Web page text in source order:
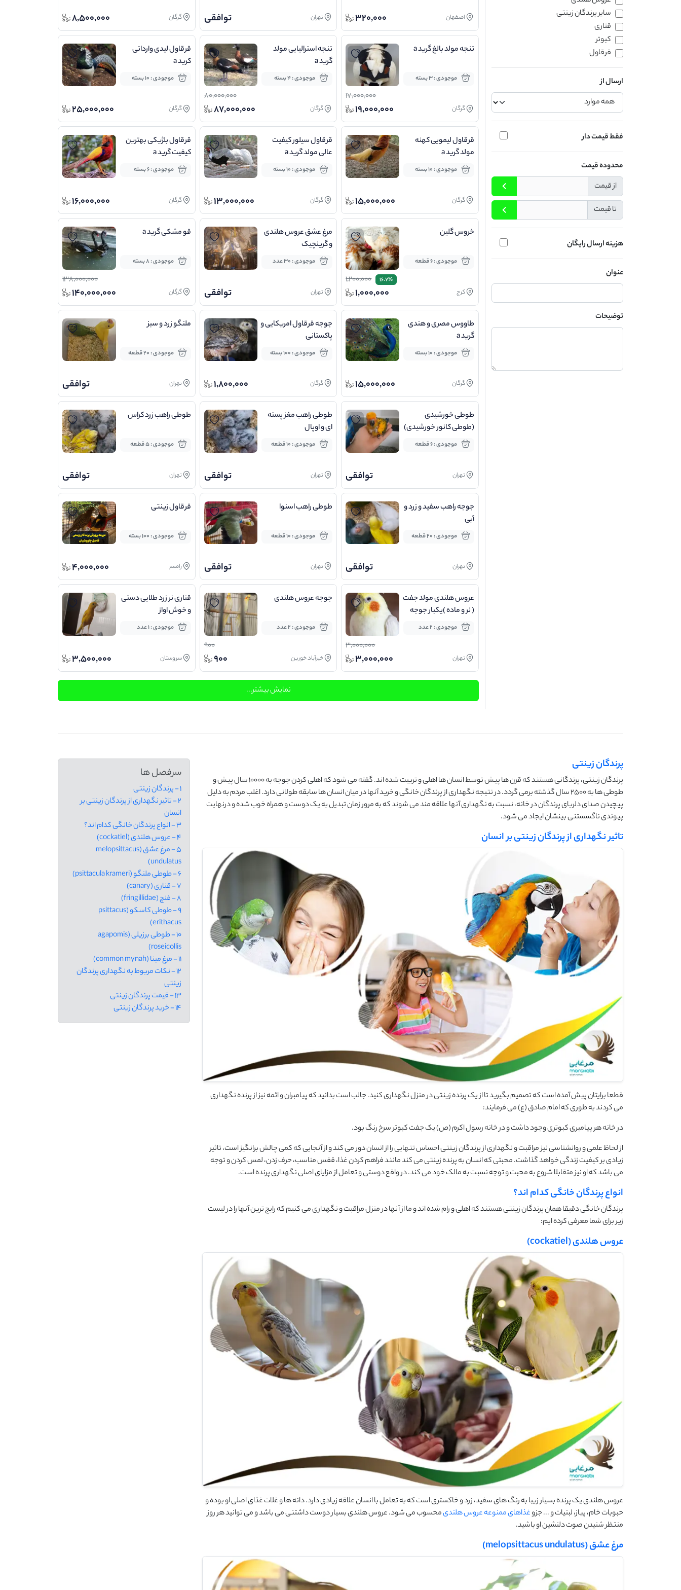
سایر پرندگان زینتی
قناری
کبوتر
قرقاول
ارسال از
فقط قیمت دار
محدوده قیمت
از قیمت
تا قیمت
هزینه ارسال رایگان
عنوان
توضیحات
اصفهان 320,000 تهران توافقی گرگان 8,500,000
تنجه مولد بالغ گرید a
موجودی : 3 بسته
17,000,000
گرگان 19,000,000
تنجه استرالیایی مولد
گرید a
موجودی : 4 بسته
80,000,000
گرگان 87,000,000
قرقاول لیدی وارداتی
کرید a
موجودی : 10 بسته
گرگان 25,000,000
قرقاول لیمویی کهنه
مولد گرید a
موجودی : 10 بسته
گرگان 15,000,000
قرقاول سیلور کیفیت
عالی مولد گرید a
موجودی : 10 بسته
گرگان 13,000,000
قرقاول بلژیکی بهترین
کیفیت گرید a
موجودی : 6 بسته
گرگان 16,000,000
خروس گلین
موجودی : 6 قطعه
16.7%
1,200,000
کرج 1,000,000
مرغ عشق عروس هلندی
و گرینچیک
موجودی : 30 عدد
تهران توافقی
قو مشکی گرید a
موجودی : 8 بسته
138,000,000
گرگان 140,000,000
طاووس مصری و هندی
گرید a
موجودی : 10 بسته
گرگان 15,000,000
جوجه قرقاول امریکایی و
پاکستانی
موجودی : 100 بسته
گرگان 1,800,000
ملنگو زرد و سبز
موجودی : 20 قطعه
تهران توافقی
طوطی خورشیدی
(طوطی کانور خورشیدی)
یا سان کانور
موجودی : 6 قطعه
تهران توافقی
طوطی راهب مغز پسته
ای و اوپال
موجودی : 10 قطعه
تهران توافقی
طوطی راهب زرد کراس
موجودی : 5 قطعه
تهران توافقی
جوجه راهب سفید و زرد و
آبی
موجودی : 20 قطعه
تهران توافقی
طوطی راهب اسنوا
موجودی : 10 قطعه
تهران توافقی
قرقاول زینتی
موجودی : 100 بسته
رامسر 4,000,000
عروس هلندی مولد جفت
( نر و ماده )یکبار جوجه
داده/ رامموجودی : 2 عدد
3,000,000
تهران 3,000,000
جوجه عروس هلندی
موجودی : 2 عدد
900
خیرآباد خورین 900
قناری نر زرد طلایی دستی
و خوش اواز
موجودی : 1 عدد
سروستان 3,500,000
نمایش بیشتر...
پرندگان زینتی
پرندگان زینتی، پرندگانی هستند که قرن ها پیش توسط انسان ها اهلی و تربیت شده اند. گفته می شود که اهلی کردن جوجه به 10000 سال پیش و
طوطی ها به 2500 سال گذشته برمی گردد. در نتیجه نگهداری از پرندگان خانگی و خرید آنها در میان انسان ها سابقه طولانی دارد. اغلب مردم به دلیل
پیچیدن صدای دلربای پرندگان در خانه، نسبت به نگهداری آنها علاقه مند می شوند که به مرور زمان تبدیل به یک دوست و همراه خوب شده و درنهایت
پیوندی ناگسستنی بینشان ایجاد می شود.
تاثیر نگهداری از پرندگان زینتی بر انسان
قطعا برایتان پیش آمده است که تصمیم بگیرید تا از یک پرنده زینتی در منزل نگهداری کنید. جالب است بدانید که پیامبران و ائمه نیز از پرنده نگهداری
می کردند به طوری که امام صادق (ع) می فرمایند:
در خانه هر پیامبری کبوتری وجود داشت و در خانه رسول اکرم (ص) یک جفت کبوتر سرخ رنگ بود.
از لحاظ علمی و روانشناسی نیز مراقبت و نگهداری از پرندگان زینتی احساس تنهایی را از انسان دور می کند و از آنجایی که کمی چالش برانگیز است، تاثیر
زیادی بر کیفیت زندگی خواهد گذاشت. محبتی که انسان به پرنده زینتی می کند مانند فراهم کردن غذا، قفس مناسب، حرف زدن، لمس کردن و توجه
می باشد که او نیز متقابلا شروع به محبت و توجه نسبت به مالک خود می کند. در واقع دوستی و تعامل از مزایای اصلی نگهداری پرنده است.
انواع پرندگان خانگی کدام اند؟
پرندگان خانگی دقیقا همان پرندگان زینتی هستند که اهلی و رام شده اند و ما از آنها در منزل مراقبت و نگهداری می کنیم که رایج ترین آنها را در لیست
زیر برای شما معرفی کرده ایم:
عروس هلندی (cockatiel)
عروس هلندی یک پرنده بسیار زیبا به رنگ های سفید، زرد و خاکستری است که به تعامل با انسان علاقه زیادی دارد. دانه ها و غلات غذای اصلی او بوده و
حبوبات خام، پیاز، لبنیات و ... جزوغذاهای ممنوعه عروس هلندیمحسوب می شود. عروس هلندی بسیار دوست داشتنی می باشد و می توانید هر روز
منتظر شنیدن صوت دلنشین او باشید.
مرغ عشق (melopsittacus undulatus)
سرفصل ها
1 - پرندگان زینتی
2 - تاثیر نگهداری از پرندگان زینتی بر
انسان
3 - انواع پرندگان خانگی کدام اند؟
4 - عروس هلندی (cockatiel)
5 - مرغ عشق (melopsittacus
undulatus)
6 - طوطی ملنگو (psittacula krameri)
7 - قناری (canary)
8 - فنچ (fringillidae)
9 - طوطی کاسکو (psittacus
erithacus)
10 - طوطی برزیلی (agapomis
roseicollis)
11 - مرغ مینا (common mynah)
12 - نکات مربوط به نگهداری پرندگان
زینتی
13 - قیمت پرندگان زینتی
14 - خرید پرندگان زینتی